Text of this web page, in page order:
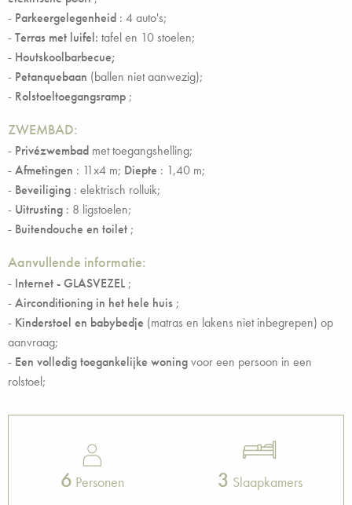
- Parkeergelegenheid : 4 auto's;
-Terras met luifel: tafel en 10 stoelen;
- Houtskoolbarbecue;
- Petanquebaan (ballen niet aanwezig);
- Rolstoeltoegangsramp ;
ZWEMBAD:
- Privézwembad met toegangshelling;
-Afmetingen : 11x4 m; Diepte : 1,40 m;
- Beveiliging : elektrisch rolluik;
- Uitrusting : 8 ligstoelen;
- Buitendouche en toilet ;
Aanvullende informatie:
- Internet - GLASVEZEL ;
-Airconditioning in het hele huis ;
- Kinderstoel en babybedje (matras en lakens niet inbegrepen) op
aanvraag;
- Een volledig toegankelijke woningvoor een persoon in een
rolstoel;
6 Personen 3 Slaapkamers